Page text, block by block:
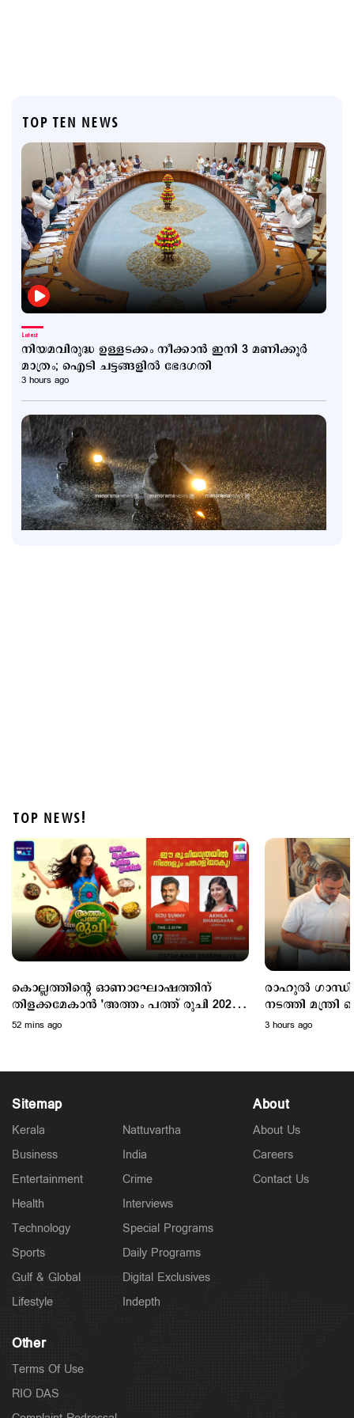
TOP TEN NEWS
Latest
നിയമവിരുദ്ധ ഉള്ളടക്കം നീക്കാൻ ഇനി 3 മണിക്കൂർ
മാത്രം; ഐടി ചട്ടങ്ങളിൽ ഭേദഗതി
3 hours ago
Politics
പ്രധാനമന്ത്രിയുടെ വിദേശയാത്രകൾക്ക് 2021 മുതൽ
ചെലവായത് 557 കോടി രൂപ; കണക്കുകൾ
രാജ്യസഭയിൽ
6 hours ago
സാമൂഹികക്ഷേമ പെൻഷൻ ഇനി ബാങ്ക്
അക്കൗണ്ടിലേക്ക്; സഹകരണ ബാങ്കുകളെ ഒഴിവാക്കി
TOP NEWS!
കൊല്ലത്തിന്റെ ഓണാഘോഷത്തിന്
തിളക്കമേകാൻ 'അത്തം പത്ത് രുചി 2026';
ഇന്നെത്തും
52 mins ago
രാഹുൽ
നടത്തി മന്ത്രി കെ.എ തുളസി;
ഓണക്കോടിയും
3 hours ago
Sitemap
Kerala
Business
Entertainment
Health
Technology
Sports
Gulf & Global
Lifestyle
Nattuvartha
India
Crime
Interviews
Special Programs
Daily Programs
Digital Exclusives
Indepth
About
About Us
Careers
Contact Us
Other
Terms Of Use
RIO DAS